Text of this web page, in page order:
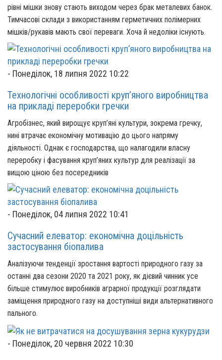
рівні мішки знову стають виходом через брак металевих банок.
Тимчасові склади з використанням герметичних полімерних
мішків/рукавів мають свої переваги. Хоча й недоліки існують.
- Понеділок, 18 липня 2022 10:22
Технологічні особливості круп’яного виробництва
на прикладі переробки гречки
Агробізнес, який вирощує круп’яні культури, зокрема гречку,
нині втрачає економічну мотивацію до цього напряму
діяльності. Однак є господарства, що налагодили власну
переробку і фасування круп’яних культур для реалізації за
вищою ціною без посередників
- Понеділок, 04 липня 2022 10:41
Сучасний елеватор: економічна доцільність
застосування біопалива
Аналізуючи тенденції зростання вартості природного газу за
останні два сезони 2020 та 2021 року, як дієвий чинник усе
більше стимулює виробників аграрної продукції розглядати
заміщення природного газу на доступніші види альтернативного
пального.
- Понеділок, 20 червня 2022 10:30